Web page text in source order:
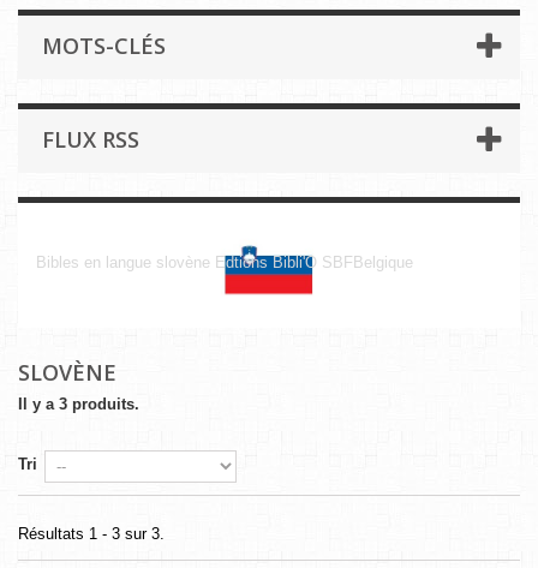
MOTS-CLÉS
FLUX RSS
Bibles en langue slovène Edtions Bibli'O SBFBelgique
SLOVÈNE
Il y a 3 produits.
Tri
Résultats 1 - 3 sur 3.